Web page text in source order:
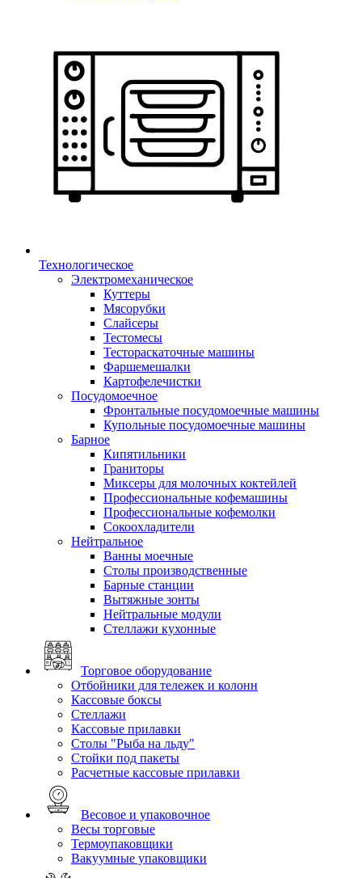
Технологическое
Электромеханическое
Куттеры
Мясорубки
Слайсеры
Тестомесы
Тестораскаточные машины
Фаршемешалки
Картофелечистки
Посудомоечное
Фронтальные посудомоечные машины
Купольные посудомоечные машины
Барное
Кипятильники
Граниторы
Миксеры для молочных коктейлей
Профессиональные кофемашины
Профессиональные кофемолки
Сокоохладители
Нейтральное
Ванны моечные
Столы производственные
Барные станции
Вытяжные зонты
Нейтральные модули
Стеллажи кухонные
Торговое оборудование
Отбойники для тележек и колонн
Кассовые боксы
Стеллажи
Кассовые прилавки
Столы "Рыба на льду"
Стойки под пакеты
Расчетные кассовые прилавки
Весовое и упаковочное
Весы торговые
Термоупаковщики
Вакуумные упаковщики